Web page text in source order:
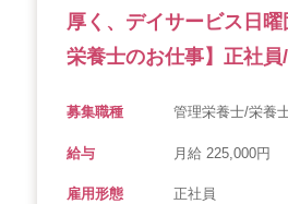
厚く、デイサービス日
栄養士のお仕事】正社
募集職種 管理栄養士/栄養
給与 月給 225,000円
雇用形態 正社員